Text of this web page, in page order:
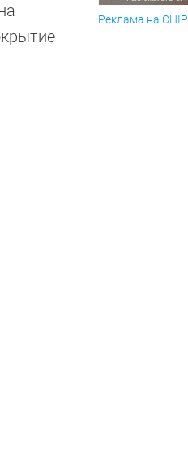
Реклама на CHIP